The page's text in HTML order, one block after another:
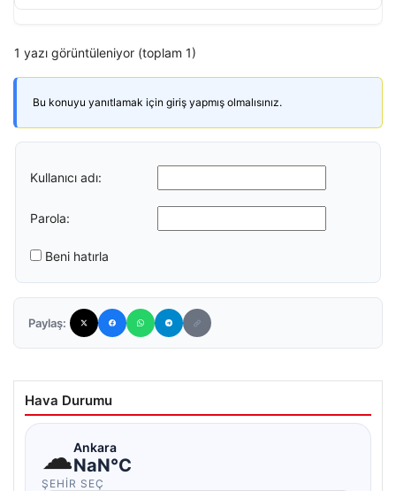
1 yazı görüntüleniyor (toplam 1)
Bu konuyu yanıtlamak için giriş yapmış olmalısınız.
Kullanıcı adı:
Parola:
Beni hatırla
Paylaş:
Hava Durumu
☁Ankara
NaN°C
ŞEHIR SEÇ